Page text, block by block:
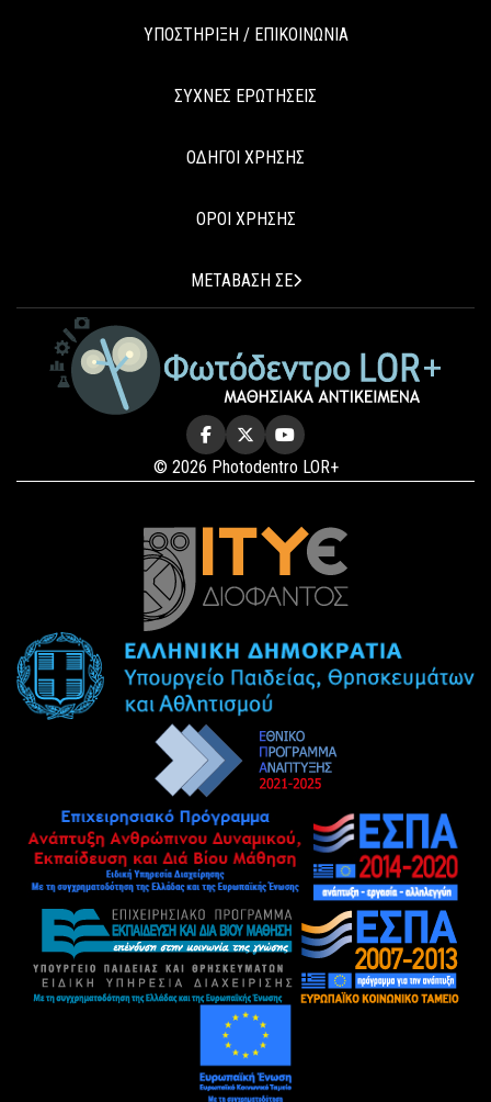
ΥΠΟΣΤΗΡΙΞΗ / ΕΠΙΚΟΙΝΩΝΙΑ
ΣΥΧΝΕΣ ΕΡΩΤΗΣΕΙΣ
ΟΔΗΓΟΙ ΧΡΗΣΗΣ
ΟΡΟΙ ΧΡΗΣΗΣ
ΜΕΤΑΒΑΣΗ ΣΕ
© 2026 Photodentro LOR+